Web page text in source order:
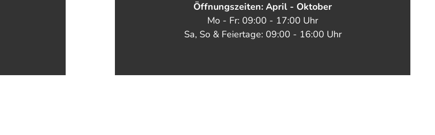
Öffnungszeiten: April - Oktober
Mo - Fr: 09:00 - 17:00 Uhr
Sa, So & Feiertage: 09:00 - 16:00 Uhr